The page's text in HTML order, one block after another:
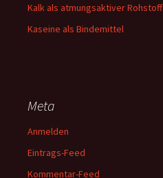
Kalk als atmungsaktiver Rohstoff
Kaseine als Bindemittel
Meta
Anmelden
Eintrags-Feed
Kommentar-Feed